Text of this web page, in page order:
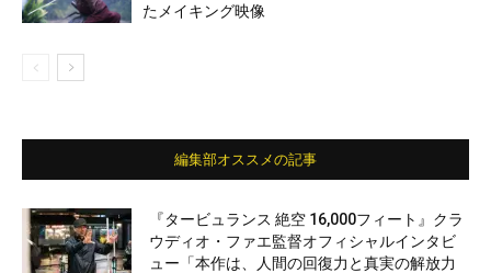
たメイキング映像
編集部オススメの記事
『タービュランス 絶空 16,000フィート』クラ
ウディオ・ファエ監督オフィシャルインタビ
ュー「本作は、人間の回復力と真実の解放力